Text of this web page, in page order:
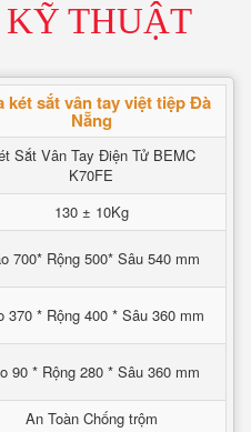
KỸ THUẬT
két sắt vân tay việt tiệp Đà
Nẵng
Sắt Vân Tay Điện Tử BEMC
K70FE
130 ± 10Kg
700* Rộng 500* Sâu 540 mm
370 * Rộng 400 * Sâu 360 mm
90 * Rộng 280 * Sâu 360 mm
An Toàn Chống trộm